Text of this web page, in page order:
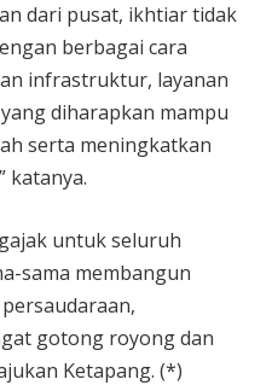
dari pusat, ikhtiar tidak
berbagai cara
infrastruktur, layanan
diharapkan mampu
serta meningkatkan
katanya.
untuk seluruh
sama membangun
gotong royong dan
Ketapang. (*)